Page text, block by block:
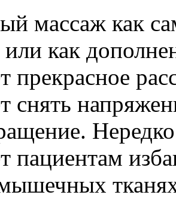
массаж как
или как
прекрасное
снять
пациентам
мышечных